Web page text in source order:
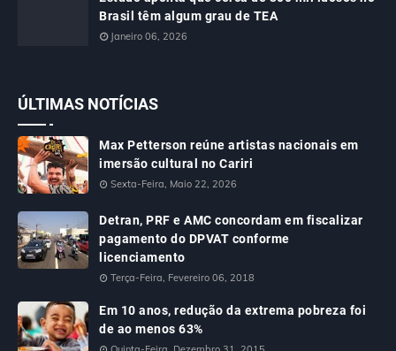
Brasil têm algum grau de TEA
Janeiro 06, 2026
ÚLTIMAS NOTÍCIAS
Max Petterson reúne artistas nacionais em
imersão cultural no Cariri
Sexta-Feira, Maio 22, 2026
Detran, PRF e AMC concordam em fiscalizar
pagamento do DPVAT conforme
licenciamento
Terça-Feira, Fevereiro 06, 2018
Em 10 anos, redução da extrema pobreza foi
de ao menos 63%